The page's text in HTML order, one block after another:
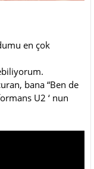
en çok
bana “Ben de
U2 ‘ nun